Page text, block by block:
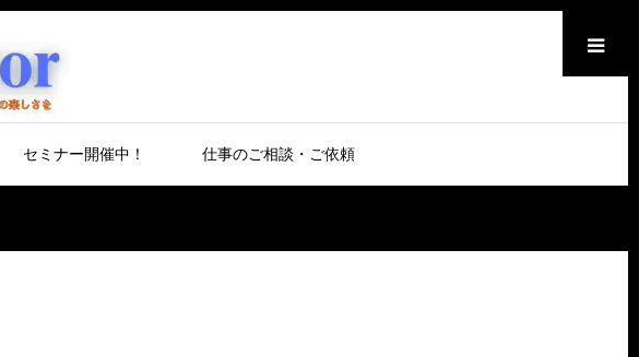
セミナー開催中！ 仕事のご相談・ご依頼